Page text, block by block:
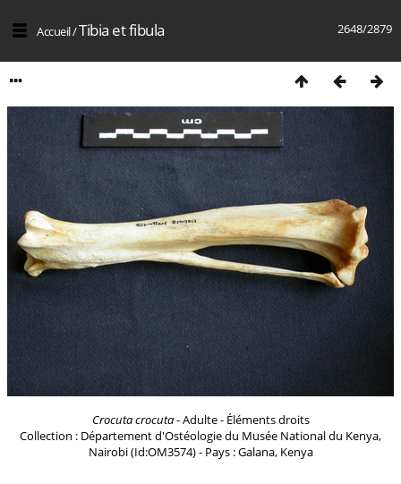
2648/2879
Accueil/Tibia et fibula
Crocuta crocuta- Adulte - Éléments droits
Collection : Département d'Ostéologie du Musée National du Kenya,
Nairobi (Id:OM3574) - Pays : Galana, Kenya